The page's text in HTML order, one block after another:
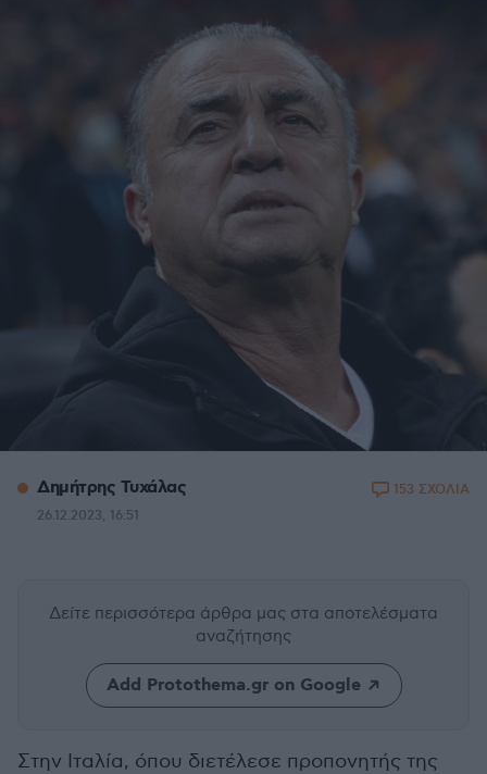
Δημήτρης Τυχάλας
26.12.2023, 16:51
153 ΣΧΟΛΙΑ
Δείτε περισσότερα άρθρα μας στα αποτελέσματα
αναζήτησης
Add Protothema.gr on Google
Στην Ιταλία, όπου διετέλεσε προπονητής της